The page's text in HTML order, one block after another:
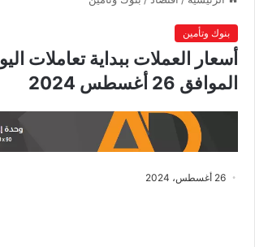
بنوك وتأمين
أسعار العملات ببداية تعاملات
الموافق 26 أغسطس 2024
26 أغسطس، 2024